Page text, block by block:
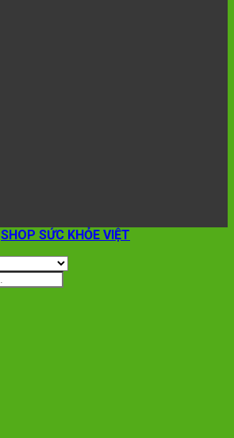
SHOP SỨC KHỎE VIỆT